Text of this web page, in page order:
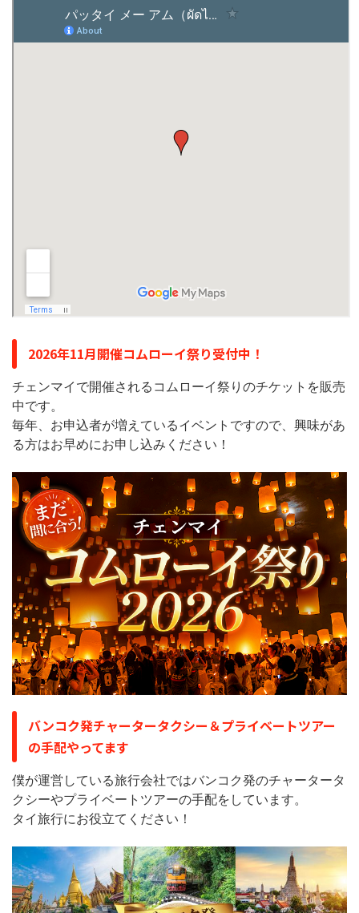
2026年11月開催コムローイ祭り受付中！
チェンマイで開催されるコムローイ祭りのチケットを販売
中です。
毎年、お申込者が増えているイベントですので、興味があ
る方はお早めにお申し込みください！
バンコク発チャータータクシー＆プライベートツアー
の手配やってます
僕が運営している旅行会社ではバンコク発のチャータータ
クシーやプライベートツアーの手配をしています。
タイ旅行にお役立てください！